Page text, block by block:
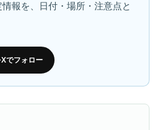
報を、日付・場所・注意点と
でフォロー